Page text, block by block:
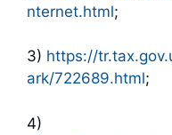
nternet.html;
3) https://
ark/722689.html;
4)